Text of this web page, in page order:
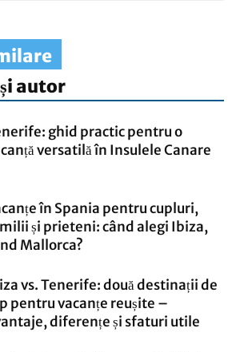
autor
ghid practic pentru o
versatilă în Insulele Canare
în Spania pentru cupluri,
și prieteni: când alegi Ibiza,
Mallorca?
vs. Tenerife: două destinații de
pentru vacanțe reușite –
diferențe și sfaturi utile